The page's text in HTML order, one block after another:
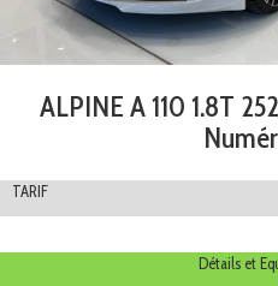
ALPINE A 110 1.8T
TARIF
Détails et